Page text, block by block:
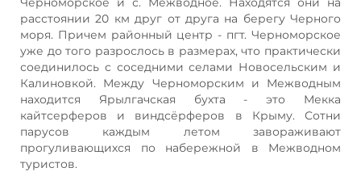
расстоянии 20 км друг от друга на берегу Черного
моря. Причем районный центр - пгт. Черноморское
уже до того разрослось в размерах, что практически
соединилось с соседними селами Новосельским и
Калиновкой. Между Черноморским и Межводным
находится Ярылгачская бухта - это Мекка
кайтсерферов и виндсёрферов в Крыму. Сотни
парусов каждым летом завораживают
прогуливающихся по набережной в Межводном
туристов.